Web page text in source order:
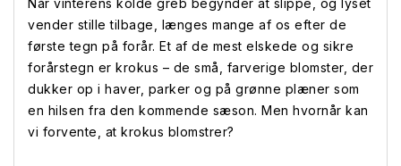
vender stille tilbage, længes mange af os efter de
første tegn på forår. Et af de mest elskede og sikre
forårstegn er krokus – de små, farverige blomster, der
dukker op i haver, parker og på grønne plæner som
en hilsen fra den kommende sæson. Men hvornår kan
vi forvente, at krokus blomstrer?